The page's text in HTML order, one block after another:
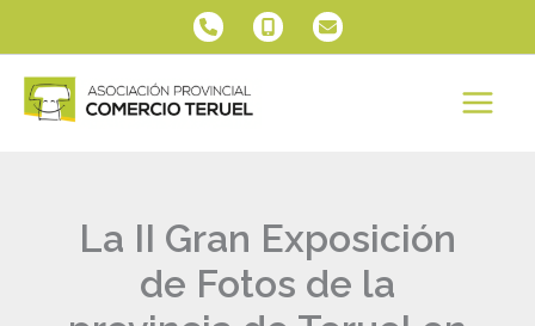
contenido
La II Gran Exposición
de Fotos de la